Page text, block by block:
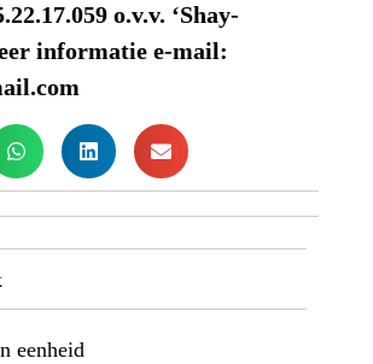
o.v.v. ‘Shay-
informatie e-mail:
eenheid